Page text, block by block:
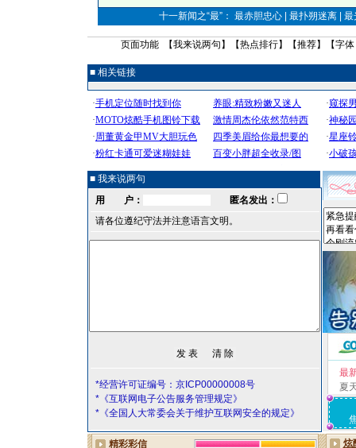
十一新闻之“最”： 最赤胆忠心 | 最扑朔迷离 |
页面功能 【我来说两句 】【热点排行】【推荐】【字体
■ 相关链接
■ 我来说两句
用 户：
匿名发出：
请各位遵纪守法并注意语言文明。
*经营许可证编号：京ICP00000008号
*《互联网电子公告服务管理规定》
*《全国人大常委会关于维护互联网安全的规定》
最
夏